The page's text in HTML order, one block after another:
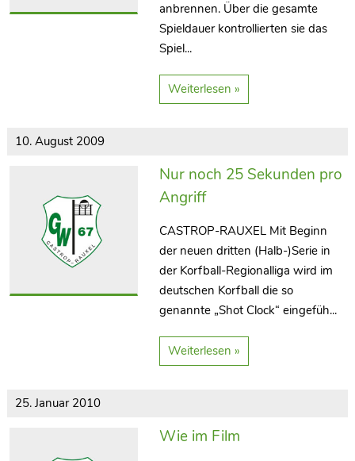
anbrennen. Über die gesamte
Spieldauer kontrollierten sie das
Spiel...
Weiterlesen »
10. August 2009
Nur noch 25 Sekunden pro
Angriff
CASTROP-RAUXEL Mit Beginn
der neuen dritten (Halb-)Serie in
der Korfball-Regionalliga wird im
deutschen Korfball die so
genannte „Shot Clock“ eingefüh...
Weiterlesen »
25. Januar 2010
Wie im Film